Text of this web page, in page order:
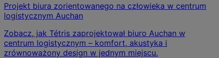
Projekt biura zorientowanego na człowieka w centrum
logistycznym Auchan
Zobacz, jak Tétris zaprojektował biuro Auchan w
centrum logistycznym – komfort, akustyka i
zrównoważony design w jednym miejscu.